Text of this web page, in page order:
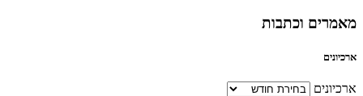
מאמרים וכתבות
ארכיונים
ארכיונים